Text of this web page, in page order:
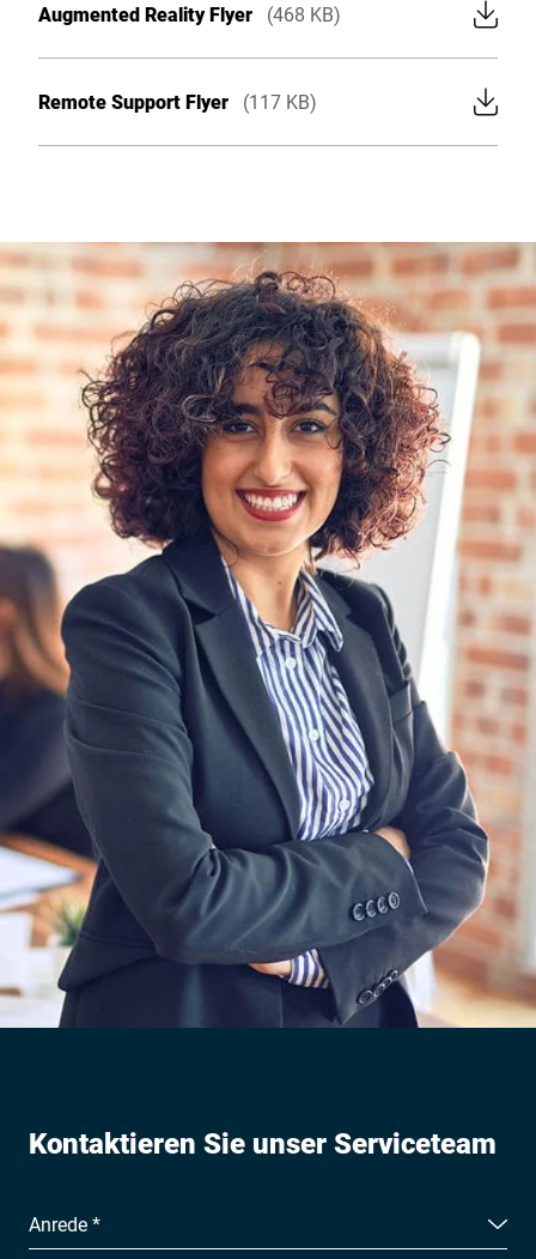
Augmented Reality Flyer (468 KB)
Remote Support Flyer (117 KB)
Kontaktieren Sie unser Serviceteam
Anrede *